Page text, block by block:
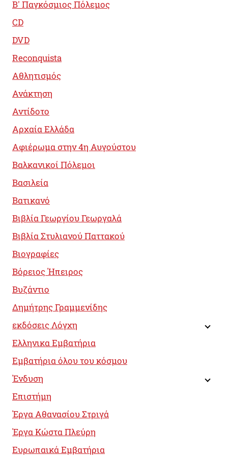
B' Παγκόσμιος Πόλεμος
CD
DVD
Reconquista
Αθλητισμός
Ανάκτηση
Αντίδοτο
Αρχαία Ελλάδα
Αφιέρωμα στην 4η Αυγούστου
Βαλκανικοί Πόλεμοι
Βασιλεία
Βατικανό
Βιβλία Γεωργίου Γεωργαλά
Βιβλία Στυλιανού Παττακού
Βιογραφίες
Βόρειος Ήπειρος
Βυζάντιο
Δημήτρης Γραμμενίδης
εκδόσεις Λόγχη
Ελληνικα Εμβατήρια
Εμβατήρια όλου του κόσμου
Ένδυση
Επιστήμη
Έργα Αθανασίου Στριγά
Έργα Κώστα Πλεύρη
Ευρωπαικά Εμβατήρια